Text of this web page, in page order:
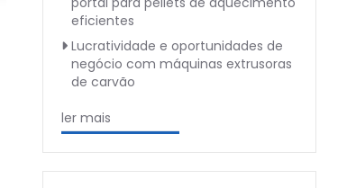
eficientes
Lucratividade e oportunidades de
negócio com máquinas extrusoras
de carvão
ler mais